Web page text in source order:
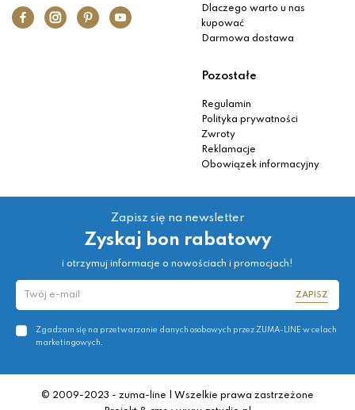
Dlaczego warto u nas
kupować
Darmowa dostawa
Pozostałe
Regulamin
Polityka prywatności
Zwroty
Reklamacje
Obowiązek informacyjny
Zapisz się na newsletter
Zyskaj bon rabatowy
i otrzymuj informacje o nowościach i promocjach!
ZAPISZ
Zgadzam się na przetwarzanie danych osobowych przez ZUMA-LINE w celach
marketingowych.
© 2009-2023 - zuma-line | Wszelkie prawa zastrzeżone